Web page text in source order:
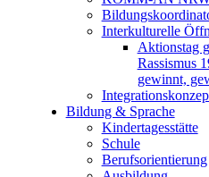
Interkulturelle
Aktionstag
Rassismus
gewinnt,
Bildung & Sprache
Kindertagesstätte
Schule
Berufsorientierung